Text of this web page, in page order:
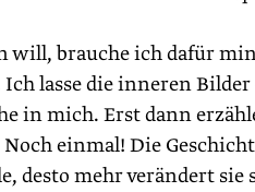
brauche ich dafür
lasse die inneren
in mich. Erst dann
einmal! Die
desto mehr verändert sie